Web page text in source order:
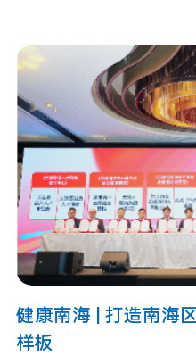
健康南海 | 打造南海
样板